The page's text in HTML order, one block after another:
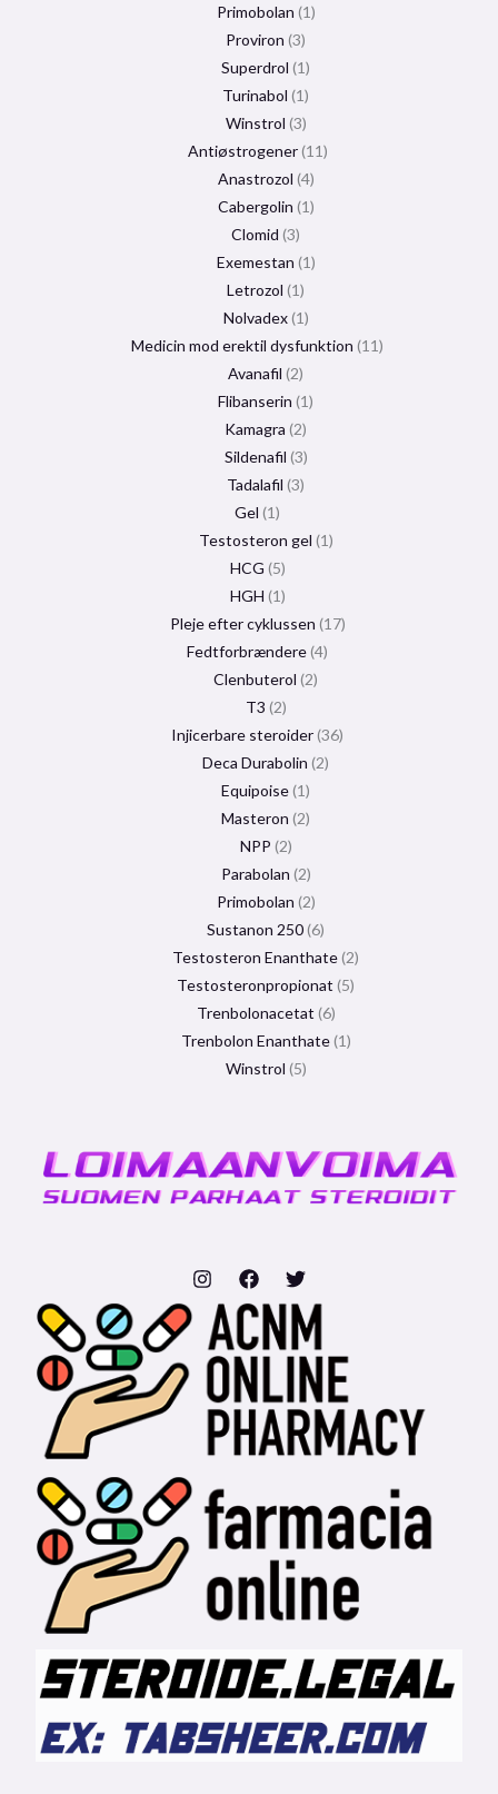
Primobolan 1
Proviron 3
Superdrol 1
Turinabol 1
Winstrol 3
Antiøstrogener 11
Anastrozol 4
Cabergolin 1
Clomid 3
Exemestan 1
Letrozol 1
Nolvadex 1
Medicin mod erektil dysfunktion 11
Avanafil 2
Flibanserin 1
Kamagra 2
Sildenafil 3
Tadalafil 3
Gel 1
Testosteron gel 1
HCG 5
HGH 1
Pleje efter cyklussen 17
Fedtforbrændere 4
Clenbuterol 2
T3 2
Injicerbare steroider 36
Deca Durabolin 2
Equipoise 1
Masteron 2
NPP 2
Parabolan 2
Primobolan 2
Sustanon 250 6
Testosteron Enanthate 2
Testosteronpropionat 5
Trenbolonacetat 6
Trenbolon Enanthate 1
Winstrol 5